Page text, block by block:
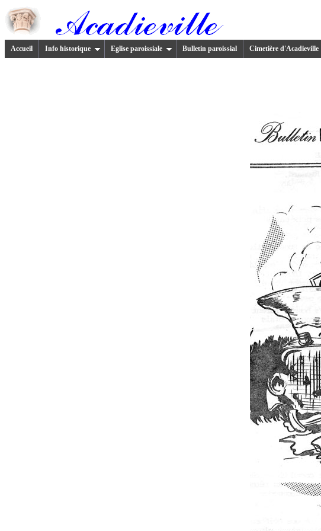
Accueil Info historique Eglise paroissiale Bulletin paroissial Cimetière d'Acadieville